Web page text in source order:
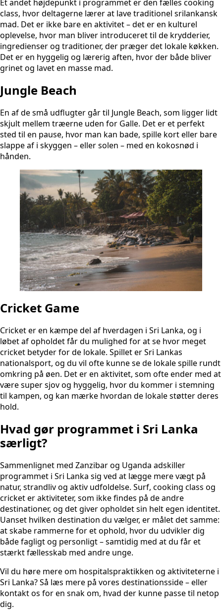
Et andet højdepunkt i programmet er den fælles cooking
class, hvor deltagerne lærer at lave traditionel srilankansk
mad. Det er ikke bare en aktivitet – det er en kulturel
oplevelse, hvor man bliver introduceret til de krydderier,
ingredienser og traditioner, der præger det lokale køkken.
Det er en hyggelig og lærerig aften, hvor der både bliver
grinet og lavet en masse mad.
Jungle Beach
En af de små udflugter går til Jungle Beach, som ligger lidt
skjult mellem træerne uden for Galle. Det er et perfekt
sted til en pause, hvor man kan bade, spille kort eller bare
slappe af i skyggen – eller solen – med en kokosnød i
hånden.
Cricket Game
Cricket er en kæmpe del af hverdagen i Sri Lanka, og i
løbet af opholdet får du mulighed for at se hvor meget
cricket betyder for de lokale. Spillet er Sri Lankas
nationalsport, og du vil ofte kunne se de lokale spille rundt
omkring på øen. Det er en aktivitet, som ofte ender med at
være super sjov og hyggelig, hvor du kommer i stemning
til kampen, og kan mærke hvordan de lokale støtter deres
hold.
Hvad gør programmet i Sri Lanka
særligt?
Sammenlignet med Zanzibar og Uganda adskiller
programmet i Sri Lanka sig ved at lægge mere vægt på
natur, strandliv og aktiv udfoldelse. Surf, cooking class og
cricket er aktiviteter, som ikke findes på de andre
destinationer, og det giver opholdet sin helt egen identitet.
Uanset hvilken destination du vælger, er målet det samme:
at skabe rammerne for et ophold, hvor du udvikler dig
både fagligt og personligt – samtidig med at du får et
stærkt fællesskab med andre unge.
Vil du høre mere om hospitalspraktikken og aktiviteterne i
Sri Lanka? Så læs mere på vores destinationsside – eller
kontakt os for en snak om, hvad der kunne passe til netop
dig.